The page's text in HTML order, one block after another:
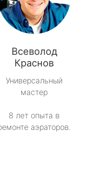
Всеволод
Краснов
Универсальный
мастер
8 лет опыта в
аэраторов.